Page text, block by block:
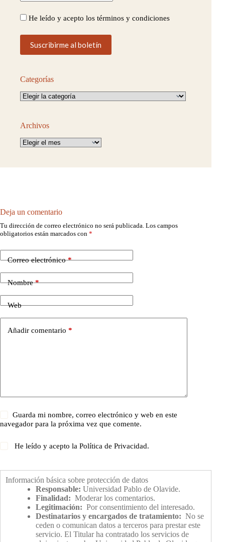
He leído y acepto los términos y condiciones
Categorías
Categorías
Archivos
Archivos
Deja un comentario
Tu dirección de correo electrónico no será publicada. Los campos
obligatorios están marcados con *
Correo electrónico*
Nombre*
Web
Añadir comentario *
Guarda mi nombre, correo electrónico y web en este
navegador para la próxima vez que comente.
He leído y acepto laPolítica de Privacidad.
Información básica sobre protección de datos
Responsable: Universidad Pablo de Olavide.
Finalidad: Moderar los comentarios.
Legitimación: Por consentimiento del interesado.
Destinatarios y encargados de tratamiento: No se
ceden o comunican datos a terceros para prestar este
servicio. El Titular ha contratado los servicios de